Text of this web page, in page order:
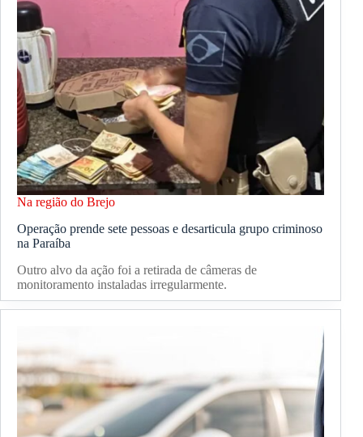
Na região do Brejo
Operação prende sete pessoas e desarticula grupo criminoso
na Paraíba
Outro alvo da ação foi a retirada de câmeras de
monitoramento instaladas irregularmente.